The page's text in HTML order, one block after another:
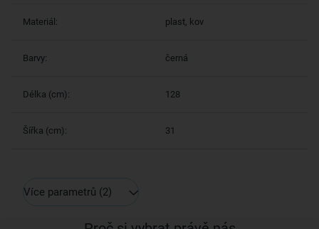
Materiál: plast, kov
Barvy: černá
Délka (cm): 128
Šířka (cm): 31
Více parametrů (2)